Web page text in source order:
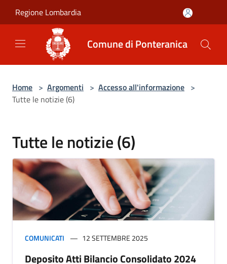
Regione Lombardia
Comune di Ponteranica
Home > Argomenti > Accesso all'informazione >
Tutte le notizie (6)
Tutte le notizie (6)
COMUNICATI 12 SETTEMBRE 2025
Deposito Atti Bilancio Consolidato 2024